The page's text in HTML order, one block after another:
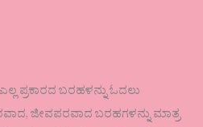
ಪ್ರಕಾರದ ಬರಹಳನ್ನು ಓದಲು
ಜೀವಪರವಾದ ಬರಹಗಳನ್ನು ಮಾತ್ರ